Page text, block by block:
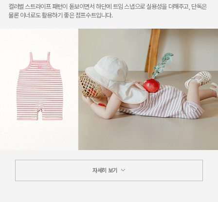
컬러별 스트라이프 패턴이 돋보이면서 하단에 트임 스냅으로 실용성을 더해주고, 단독은
물론 이너로도 활용하기 좋은 점프수트입니다.
자세히 보기